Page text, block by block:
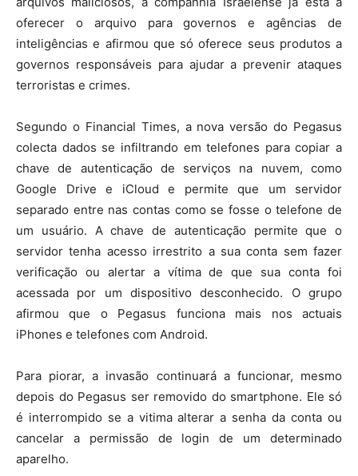
oferecer o arquivo para governos e agências de
inteligências e afirmou que só oferece seus produtos a
governos responsáveis para ajudar a prevenir ataques
terroristas e crimes.
Segundo o Financial Times, a nova versão do Pegasus
colecta dados se infiltrando em telefones para copiar a
chave de autenticação de serviços na nuvem, como
Google Drive e iCloud e permite que um servidor
separado entre nas contas como se fosse o telefone de
um usuário. A chave de autenticação permite que o
servidor tenha acesso irrestrito a sua conta sem fazer
verificação ou alertar a vítima de que sua conta foi
acessada por um dispositivo desconhecido. O grupo
afirmou que o Pegasus funciona mais nos actuais
iPhones e telefones com Android.
Para piorar, a invasão continuará a funcionar, mesmo
depois do Pegasus ser removido do smartphone. Ele só
é interrompido se a vitima alterar a senha da conta ou
cancelar a permissão de login de um determinado
aparelho.